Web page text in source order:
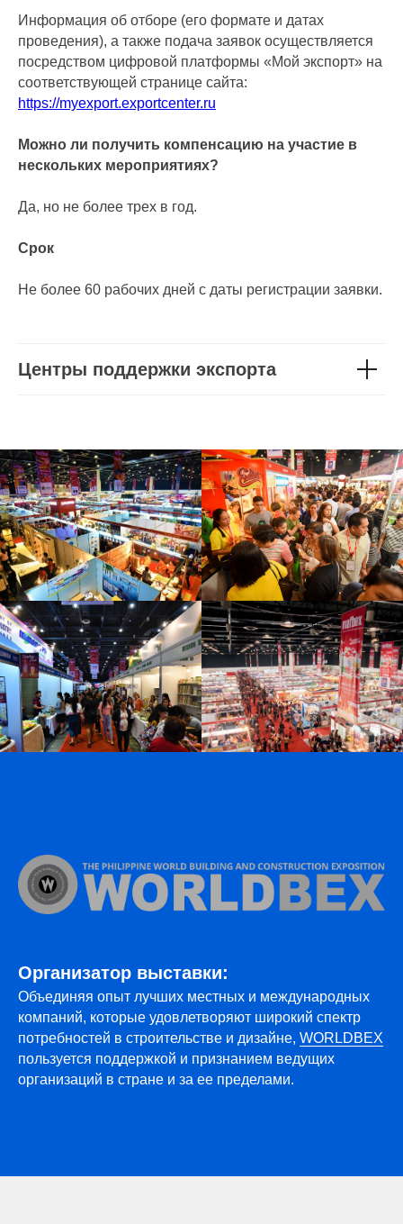
Информация об отборе (его формате и датах
проведения), а также подача заявок осуществляется
посредством цифровой платформы «Мой экспорт» на
соответствующей странице сайта:
https://myexport.exportcenter.ru
Можно ли получить компенсацию на участие в
нескольких мероприятиях?
Да, но не более трех в год.
Срок
Не более 60 рабочих дней с даты регистрации заявки.
Центры поддержки экспорта
Организатор выставки:
Объединяя опыт лучших местных и международных
компаний, которые удовлетворяют широкий спектр
потребностей в строительстве и дизайне, WORLDBEX
пользуется поддержкой и признанием ведущих
организаций в стране и за ее пределами.